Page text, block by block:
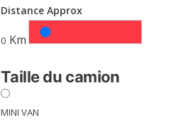
Distance Approx
0
Taille du camion
MINI VAN